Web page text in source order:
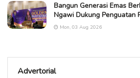
Bangun Generasi Emas
Ngawi Dukung Penguatan
Mon, 03 Aug 2026
Advertorial